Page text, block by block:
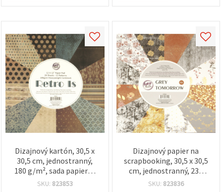
Dizajnový kartón, 30,5 x
30,5 cm, jednostranný,
180 g/m², sada papierov
na scrapbooking, 12 mix
SKU: 823853
Dizajnový papier na
scrapbooking, 30,5 x 30,5
cm, jednostranný, 230
g/m², mix 12 dizajnov (6 s
SKU: 823836